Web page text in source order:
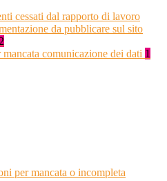
cessati dal rapporto di lavoro
da pubblicare sul sito
2
mancata comunicazione dei dati 1
per mancata o incompleta